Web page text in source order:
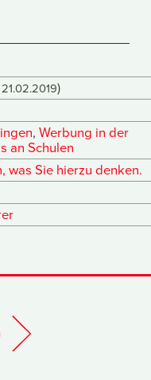
21.02.2019)
, Werbung in der
an Schulen
was Sie hierzu denken.